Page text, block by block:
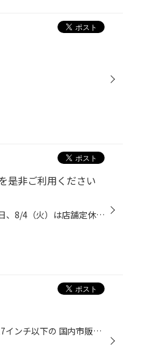
是非ご利用ください
いつも当店のWEBをご覧いただきありがとうございます。 本日、8/4（火）は店舗定休日になります。 本日はお店がお休みでもタイヤが買える！ そんな便利なサービスのご紹介♪ それではタイヤの新しい買い方のご紹介です！ まずはネットからでもタイヤ購入が できるのご存知でしょうか？ いくつかのサ...
9/1(火)より、ブリヂストンのタイヤ出荷価格の改定に伴い、17インチ以下の 国内市販用タイヤ(夏/冬)の価格改定を実施させていただきます。 ※価格改定前の価格での対応については、8/31(月)までの作業実施が対象となっております。 ※商品によって改定率等が異なります。価格改定についてはこちらをご...